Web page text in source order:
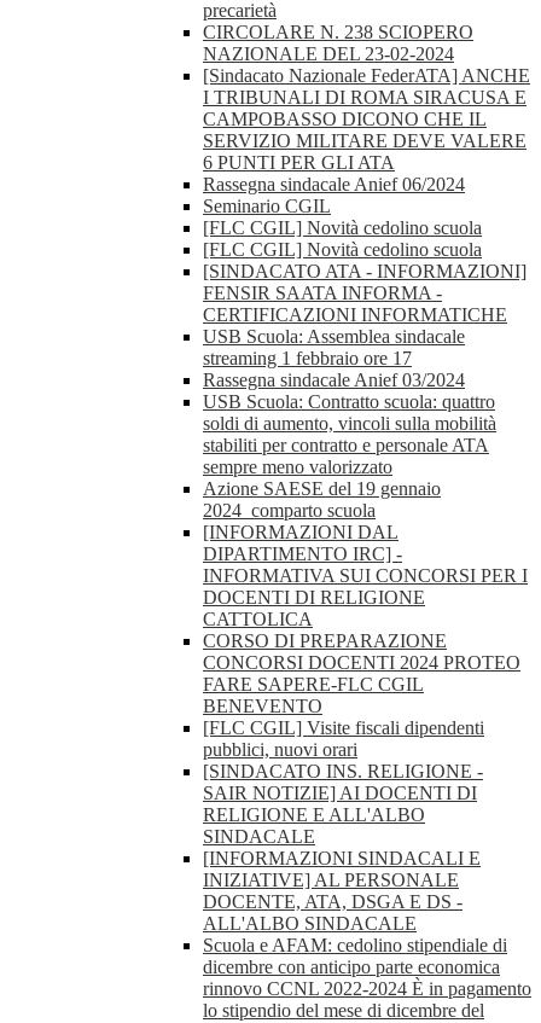
precarietà
CIRCOLARE N. 238 SCIOPERO
NAZIONALE DEL 23-02-2024
[Sindacato Nazionale FederATA] ANCHE
I TRIBUNALI DI ROMA SIRACUSA E
CAMPOBASSO DICONO CHE IL
SERVIZIO MILITARE DEVE VALERE
6 PUNTI PER GLI ATA
Rassegna sindacale Anief 06/2024
Seminario CGIL
[FLC CGIL] Novità cedolino scuola
[FLC CGIL] Novità cedolino scuola
[SINDACATO ATA - INFORMAZIONI]
FENSIR SAATA INFORMA -
CERTIFICAZIONI INFORMATICHE
USB Scuola: Assemblea sindacale
streaming 1 febbraio ore 17
Rassegna sindacale Anief 03/2024
USB Scuola: Contratto scuola: quattro
soldi di aumento, vincoli sulla mobilità
stabiliti per contratto e personale ATA
sempre meno valorizzato
Azione SAESE del 19 gennaio
2024_comparto scuola
[INFORMAZIONI DAL
DIPARTIMENTO IRC] -
INFORMATIVA SUI CONCORSI PER I
DOCENTI DI RELIGIONE
CATTOLICA
CORSO DI PREPARAZIONE
CONCORSI DOCENTI 2024 PROTEO
FARE SAPERE-FLC CGIL
BENEVENTO
[FLC CGIL] Visite fiscali dipendenti
pubblici, nuovi orari
[SINDACATO INS. RELIGIONE -
SAIR NOTIZIE] AI DOCENTI DI
RELIGIONE E ALL'ALBO
SINDACALE
[INFORMAZIONI SINDACALI E
INIZIATIVE] AL PERSONALE
DOCENTE, ATA, DSGA E DS -
ALL'ALBO SINDACALE
Scuola e AFAM: cedolino stipendiale di
dicembre con anticipo parte economica
rinnovo CCNL 2022-2024 È in pagamento
lo stipendio del mese di dicembre del